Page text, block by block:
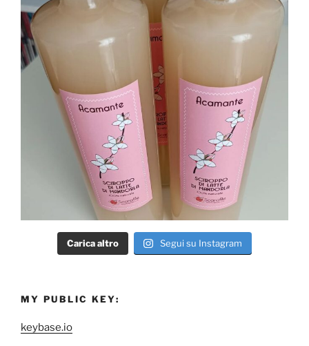
Carica altro Segui su Instagram
MY PUBLIC KEY:
keybase.io